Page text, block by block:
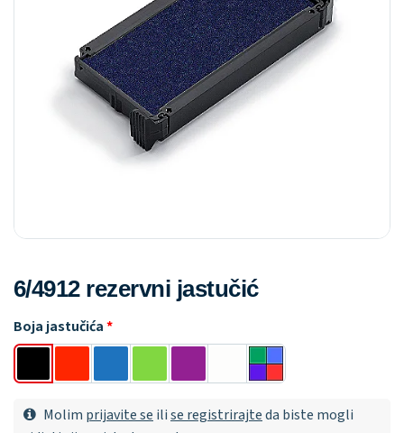
6/4912 rezervni jastučić
Boja jastučića
Molim prijavite se ilise registrirajteda biste mogli